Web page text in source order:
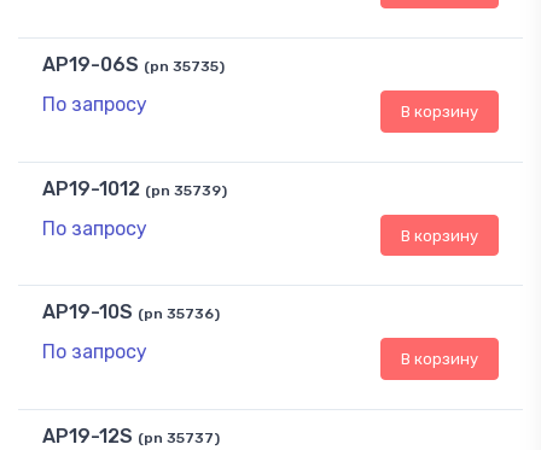
AP19-06S (pn 35735)
По запросу В корзину
AP19-1012 (pn 35739)
По запросу В корзину
AP19-10S (pn 35736)
По запросу В корзину
AP19-12S (pn 35737)